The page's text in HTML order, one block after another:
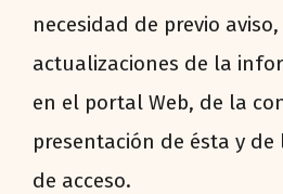
necesidad de previo
actualizaciones de la
en el portal Web, de la
presentación de ésta y de
de acceso.